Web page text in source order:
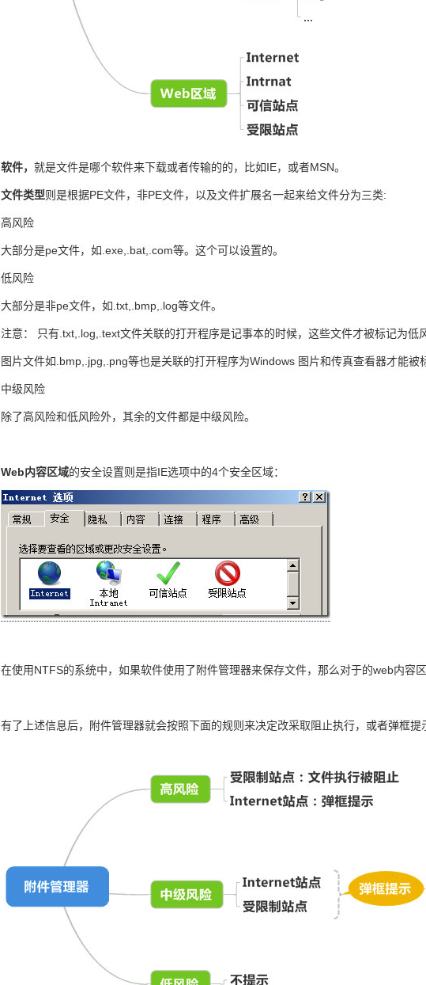
软件， 就是文件是哪个软件来下载或者传输的的，比如IE，或者MSN。
文件类型则是根据PE文件，非PE文件，以及文件扩展名一起来给文件分为三类:
高风险
大部分是pe文件，如.exe,.bat,.com等。这个可以设置的。
低风险
大部分是非pe文件，如.txt,.bmp,.log等文件。
注意： 只有.txt,.log,.text文件关联的打开程序是记事本的时候，这些文件才被标记为低
图片文件如.bmp,.jpg,.png等也是关联的打开程序为Windows 图片和传真查看器才能被
中级风险
除了高风险和低风险外，其余的文件都是中级风险。
Web内容区域的安全设置则是指IE选项中的4个安全区域：
在使用NTFS的系统中，如果软件使用了附件管理器来保存文件，那么对于的web内容
有了上述信息后，附件管理器就会按照下面的规则来决定改采取阻止执行，或者弹框提